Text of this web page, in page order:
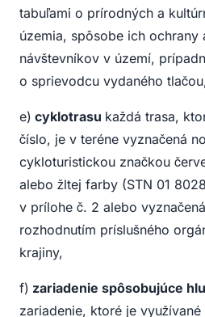
tabuľami o prírodných a
územia, spôsobe ich ochrany
návštevníkov v území,
o sprievodcu vydaného
e) cyklotrasu každá trasa,
číslo, je v teréne vyznačená
cykloturistickou značkou
alebo žltej farby (STN 01
v prílohe č. 2 alebo
rozhodnutím príslušného
krajiny,
f) zariadenie spôsobujúce
zariadenie, ktoré je